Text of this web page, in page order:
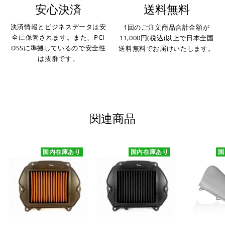
安心決済
決済情報とビジネスデータは安
全に保管されます。また、PCI
DSSに準拠しているので安全性
は抜群です。
送料無料
1回のご注文商品合計金額が
11,000円(税込)以上で日本全国
送料無料でお届けいたします。
関連商品
国内在庫あり 国内在庫あり